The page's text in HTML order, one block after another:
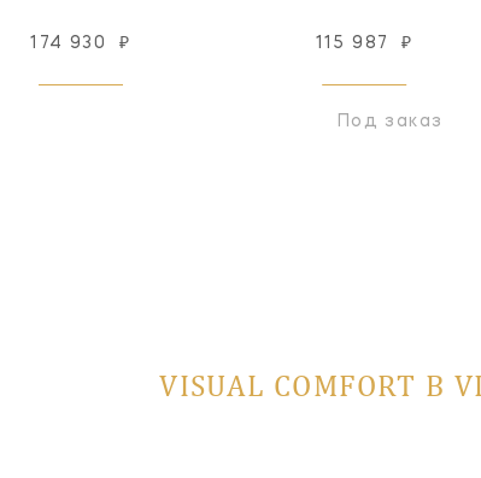
174 930 ₽ 115 987 ₽
Под заказ
VISUAL COMFORT В